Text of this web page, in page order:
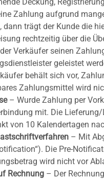
Zahlung aufgrund
dann trägt der Kunde die
rechtzeitig über die
Verkäufer seinen
geleistet
behält sich vor,
Zahlungsmittel wird
– Wurde Zahlung per
mit. Die
von 10 Kalendertagen
– Mit
Die Pre-
wird nicht vor
Rechnung – Der